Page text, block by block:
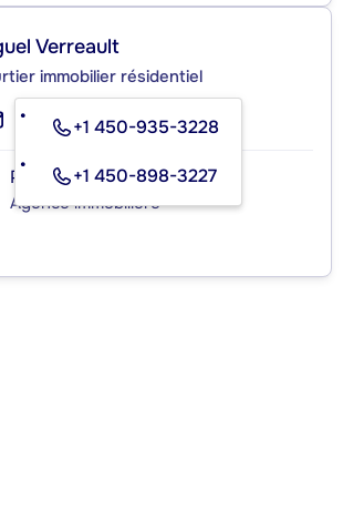
Verreault
immobilier résidentiel
+1 450-935-3228
+1 450-898-3227
PROPRIO DIRECT
Agence immobilière